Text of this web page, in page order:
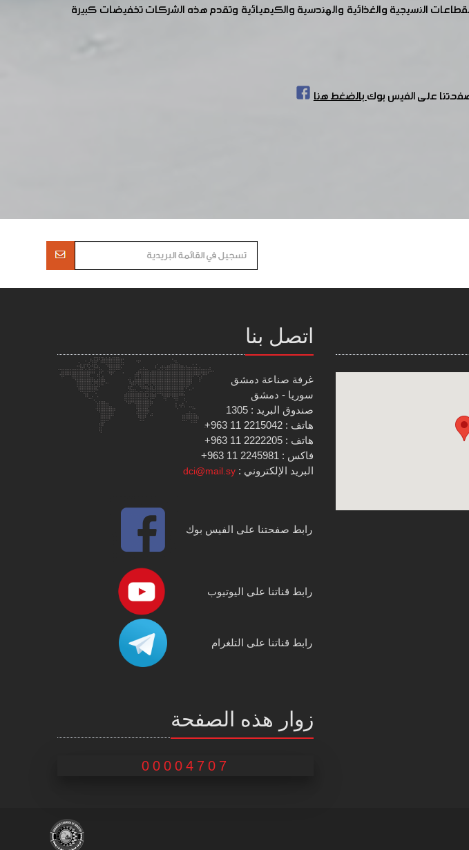
٧٠ شركة صناعية وطنية موزعة في القطاعات النسيجية والغذائية والهندسية والكيميائية وتقدم هذه الشركات تخفيضات كبيرة
صفحتنا على الفيس بوكبالضغط هنا
اتصل بنا
غرفة صناعة دمشق
سوريا - دمشق
صندوق البريد : 1305
هاتف : 2215042 11 963+
هاتف : 2222205 11 963+
فاكس : 2245981 11 963+
البريد الإلكتروني : dci@mail.sy
رابط صفحتنا على الفيس بوك
رابط قناتنا على اليوتيوب
رابط قناتنا على التلغرام
زوار هذه الصفحة
00004707